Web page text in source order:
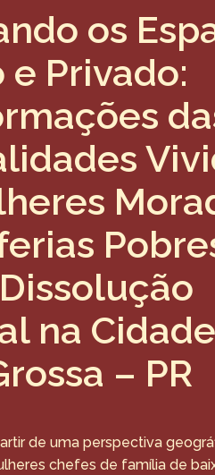
os
e Privado:
na
– PR
de uma perspectiva
chefes de família de